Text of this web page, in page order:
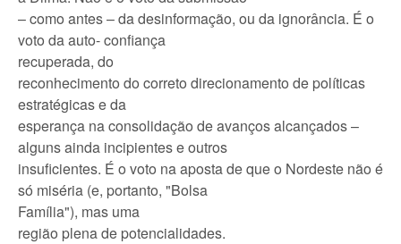
– como antes – da desinformação, ou da ignorância. É o
voto da auto- confiança
recuperada, do
reconhecimento do correto direcionamento de políticas
estratégicas e da
esperança na consolidação de avanços alcançados –
alguns ainda incipientes e outros
insuficientes. É o voto na aposta de que o Nordeste não é
só miséria (e, portanto, "Bolsa
Família"), mas uma
região plena de potencialidades.